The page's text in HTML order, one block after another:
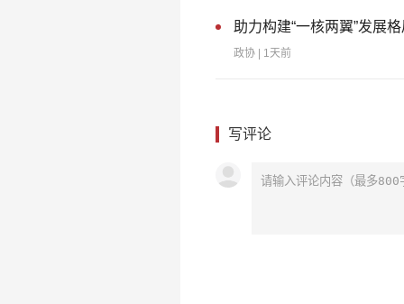
助力构建“一核两翼”发展
政协 | 1天前
写评论